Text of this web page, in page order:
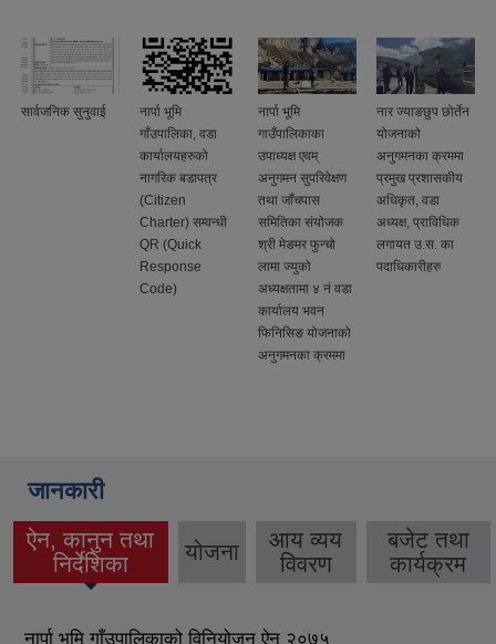
सार्वजनिक सुनुवाई
नार्पा भूमि
गाँउपालिका, वडा
कार्यालयहरुको
नागरिक बडापत्र
(Citizen
Charter) सम्वन्धी
QR (Quick
Response
Code)
नार्पा भूमि
गाउँपालिकाका
उपाध्यक्ष एवम्
अनुगमन सुपरिवेक्षण
तथा जाँचपास
समितिका संयोजक
श्री मेङमर फुन्चो
लामा ज्युको
अध्यक्षतामा ४ नं वडा
कार्यालय भवन
फिनिसिङ योजनाको
अनुगमनका क्रममा
नार ज्याङछुप छोर्तेन
योजनाको
अनुगमनका क्रममा
प्रमुख प्रशासकीय
अधिकृत, वडा
अध्यक्ष, प्राविधिक
लगायत उ.स. का
पदाधिकारीहरु
जानकारी
ऐन, कानुन तथा
निर्देशिका
(active tab) योजना
आय व्यय
विवरण
बजेट तथा
कार्यक्रम
नार्पा भूमि गाँउपालिकाको विनियोजन ऐन २०७५